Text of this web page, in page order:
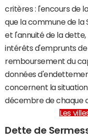
critères : l'encours de
que la commune de la
et l'annuité de la dette,
intérêts d'emprunts
remboursement du
données
concernent la situation
décembre de chaque
Les
Dette de